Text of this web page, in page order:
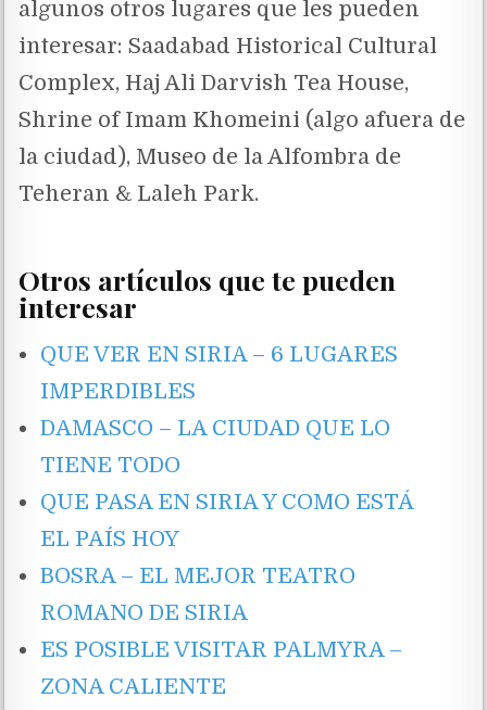
algunos otros lugares que les pueden
interesar: Saadabad Historical Cultural
Complex, Haj Ali Darvish Tea House,
Shrine of Imam Khomeini (algo afuera de
la ciudad), Museo de la Alfombra de
Teheran & Laleh Park.
Otros artículos que te pueden
interesar
QUE VER EN SIRIA – 6 LUGARES
IMPERDIBLES
DAMASCO – LA CIUDAD QUE LO
TIENE TODO
QUE PASA EN SIRIA Y COMO ESTÁ
EL PAÍS HOY
BOSRA – EL MEJOR TEATRO
ROMANO DE SIRIA
ES POSIBLE VISITAR PALMYRA –
ZONA CALIENTE